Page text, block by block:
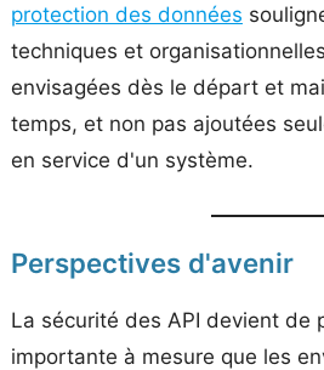
protection des données
techniques et
envisagées dès le départ et
temps, et non pas ajoutées
en service d'un système.
Perspectives d'avenir
La sécurité des API devient de
importante à mesure que les